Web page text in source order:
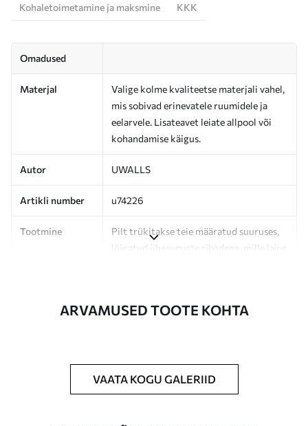
Kohaletoimetamine ja maksmine
KKK
Omadused
Materjal
Valige kolme kvaliteetse materjali vahel,
mis sobivad erinevatele ruumidele ja
eelarvele. Lisateavet leiate allpool või
kohandamise käigus.
Autor UWALLS
Artikli number u74226
Tootmine
Pilt trükitakse teie määratud suuruses,
lõigatud ühesuguste ribadena, mille laius
ARVAMUSED TOOTE KOHTA
VAATA KOGU GALERIID